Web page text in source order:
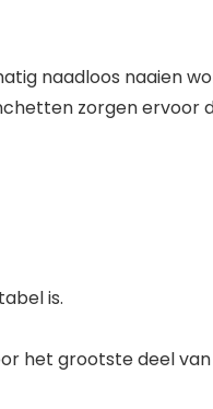
naadloos naaien
zorgen ervoor
is.
het grootste deel van